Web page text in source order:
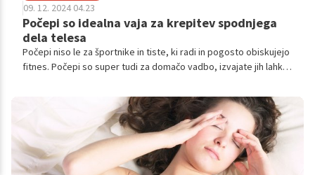
09. 12. 2024 04.23
Počepi so idealna vaja za krepitev spodnjega
dela telesa
Počepi niso le za športnike in tiste, ki radi in pogosto obiskujejo
fitnes. Počepi so super tudi za domačo vadbo, izvajate jih lahko
kaj se zgodi, če jih vsak dan delamo redno.